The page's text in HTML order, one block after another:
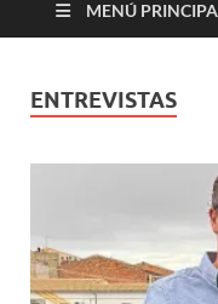
MENÚ
ENTREVISTAS